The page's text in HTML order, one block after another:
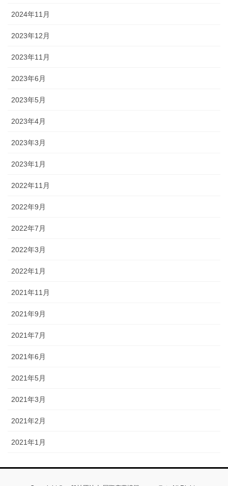
2024年11月
2023年12月
2023年11月
2023年6月
2023年5月
2023年4月
2023年3月
2023年1月
2022年11月
2022年9月
2022年7月
2022年3月
2022年1月
2021年11月
2021年9月
2021年7月
2021年6月
2021年5月
2021年3月
2021年2月
2021年1月